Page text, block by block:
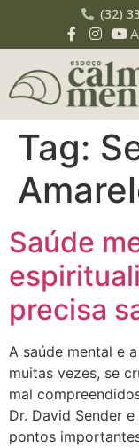
(32)
Tag:
Saúde
precisa
A saúde mental e
muitas vezes, se
mal
Dr. David Sender
pontos